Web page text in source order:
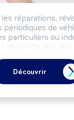
réparations,
périodiques de
particuliers ou
règles de sécurité
des
de véhicules sur
une
Découvrir